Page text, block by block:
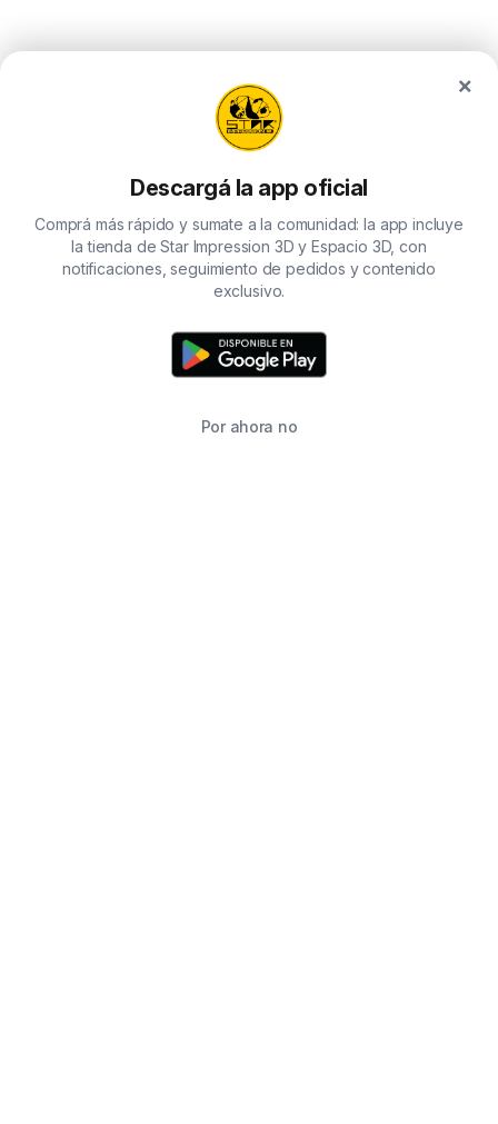
×
Descargá la app oficial
Comprá más rápido y sumate a la comunidad: la app incluye
la tienda de Star Impression 3D y Espacio 3D, con
notificaciones, seguimiento de pedidos y contenido
exclusivo.
Por ahora no